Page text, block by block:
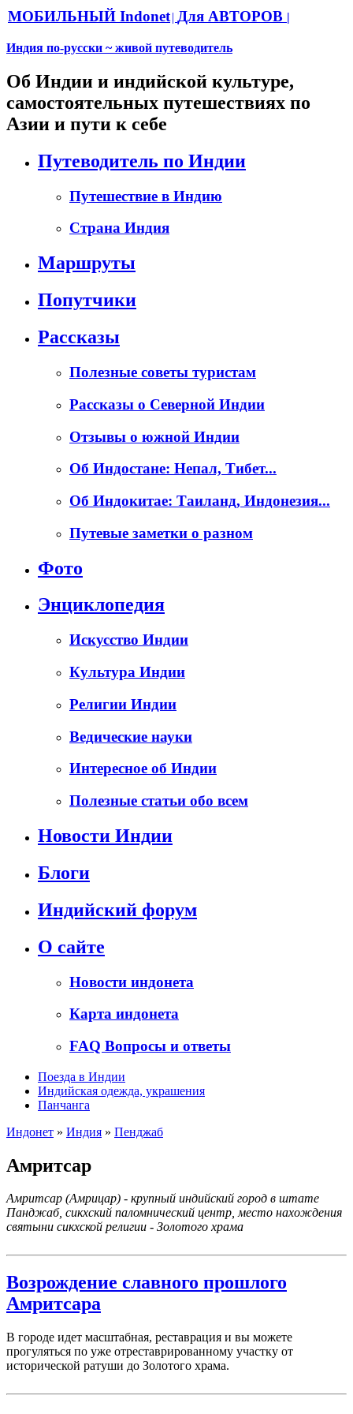
МОБИЛЬНЫЙ Indonet| Для АВТОРОВ |
Индия по-русски ~ живой путеводитель
Об Индии и индийской культуре,
самостоятельных путешествиях по
Азии и пути к себе
Путеводитель по Индии
Путешествие в Индию
Страна Индия
Маршруты
Попутчики
Рассказы
Полезные советы туристам
Рассказы о Северной Индии
Отзывы о южной Индии
Об Индостане: Непал, Тибет...
Об Индокитае: Таиланд, Индонезия...
Путевые заметки о разном
Фото
Энциклопедия
Искусство Индии
Культура Индии
Религии Индии
Ведические науки
Интересное об Индии
Полезные статьи обо всем
Новости Индии
Блоги
Индийский форум
О сайте
Новости индонета
Карта индонета
FAQ Вопросы и ответы
Поезда в Индии
Индийская одежда, украшения
Панчанга
Индонет » Индия » Пенджаб
Амритсар
Амритсар (Амрицар) - крупный индийский город в штате
Панджаб, сикхский паломнический центр, место нахождения
святыни сикхской религии - Золотого храма
Возрождение славного прошлого
Амритсара
В городе идет масштабная, реставрация и вы можете
прогуляться по уже отреставрированному участку от
исторической ратуши до Золотого храма.